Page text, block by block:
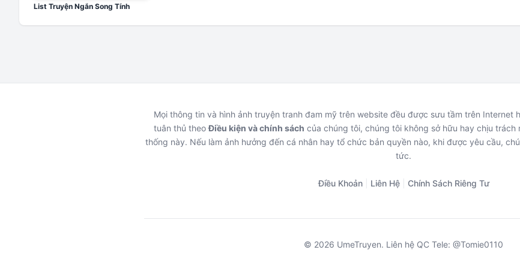
List Truyện Ngắn Song Tính
Mọi thông tin và hình ảnh truyện tranh đam mỹ trên website đều được sưu tầm trên Internet
tuân thủ theoĐiều kiện và chính sách của chúng tôi, chúng tôi không sở hữu hay chịu
thống này. Nếu làm ảnh hưởng đến cá nhân hay tổ chức bản quyền nào, khi được yêu cầu,
tức.
Điều Khoản Liên Hệ Chính Sách Riêng Tư
© 2026 UmeTruyen. Liên hệ QC Tele: @Tomie0110